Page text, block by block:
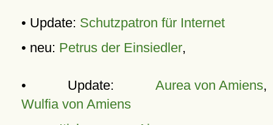
• Update: Schutzpatron für Internet
• neu: Petrus der Einsiedler,
• Update: Aurea von Amiens,
Wulfia von Amiens